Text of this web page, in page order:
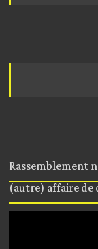
Rassemblement
(autre) affaire